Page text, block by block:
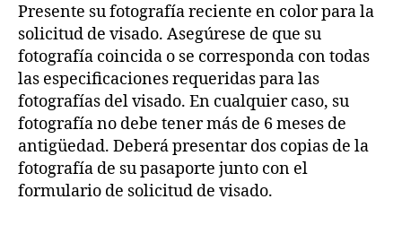
Presente su fotografía reciente en color para la
solicitud de visado. Asegúrese de que su
fotografía coincida o se corresponda con todas
las especificaciones requeridas para las
fotografías del visado. En cualquier caso, su
fotografía no debe tener más de 6 meses de
antigüedad. Deberá presentar dos copias de la
fotografía de su pasaporte junto con el
formulario de solicitud de visado.